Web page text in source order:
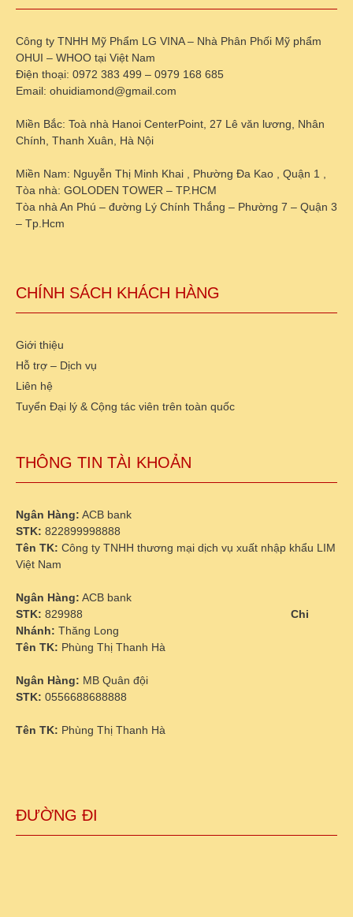
Công ty TNHH Mỹ Phẩm LG VINA – Nhà Phân Phối Mỹ phẩm
OHUI – WHOO tại Việt Nam
Điện thoại: 0972 383 499 – 0979 168 685
Email: ohuidiamond@gmail.com
Miền Bắc: Toà nhà Hanoi CenterPoint, 27 Lê văn lương, Nhân
Chính, Thanh Xuân, Hà Nội
Miền Nam: Nguyễn Thị Minh Khai , Phường Đa Kao , Quận 1 ,
Tòa nhà: GOLODEN TOWER – TP.HCM
Tòa nhà An Phú – đường Lý Chính Thắng – Phường 7 – Quận 3
– Tp.Hcm
CHÍNH SÁCH KHÁCH HÀNG
Giới thiệu
Hỗ trợ – Dịch vụ
Liên hệ
Tuyển Đại lý & Cộng tác viên trên toàn quốc
THÔNG TIN TÀI KHOẢN
Ngân Hàng: ACB bank
STK: 822899998888
Tên TK: Công ty TNHH thương mại dịch vụ xuất nhập khẩu LIM
Việt Nam
Ngân Hàng: ACB bank
STK: 829988 Chi
Nhánh: Thăng Long
Tên TK: Phùng Thị Thanh Hà
Ngân Hàng: MB Quân đội
STK: 0556688688888
Tên TK: Phùng Thị Thanh Hà
ĐƯỜNG ĐI